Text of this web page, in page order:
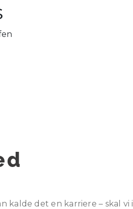
kalde det en karriere – skal vi